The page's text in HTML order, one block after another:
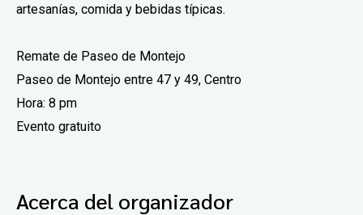
artesanías, comida y bebidas típicas.
Remate de Paseo de Montejo
Paseo de Montejo entre 47 y 49, Centro
Hora: 8 pm
Evento gratuito
Acerca del organizador